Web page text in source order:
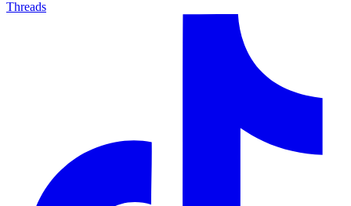
Threads